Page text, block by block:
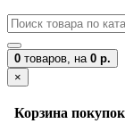
0 товаров, на 0 р.
×
Корзина покупок